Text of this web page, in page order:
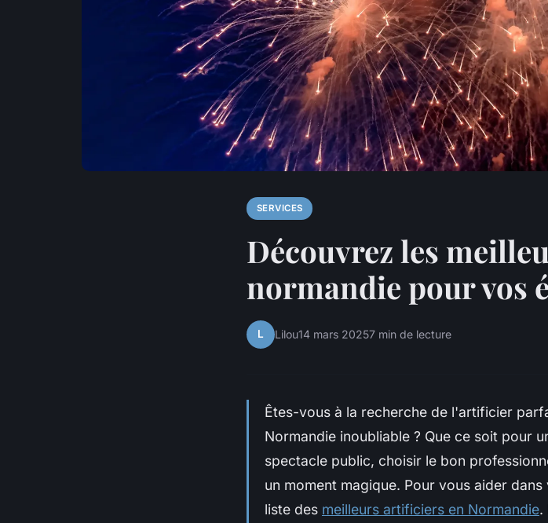
SERVICES
Découvrez les
normandie pour vos
L Lilou14 mars 20257 min de lecture
Êtes-vous à la recherche de l'artificier
Normandie inoubliable ? Que ce soit pour
spectacle public, choisir le bon
un moment magique. Pour vous aider
liste des meilleurs artificiers en Normandie.